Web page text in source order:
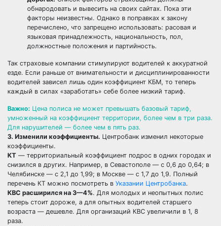
обнародовать и вывесить на своих сайтах. Пока эти
факторы неизвестны. Однако в поправках к закону
перечислено, что запрещено использовать: расовая и
языковая принадлежность, национальность, пол,
должностные положения и партийность.
Так страховые компании стимулируют водителей к аккуратной
езде. Если раньше от внимательности и дисциплинированности
водителей зависел лишь один коэффициент КБМ, то теперь
каждый в силах «заработать» себе более низкий тариф.
Важно: Цена полиса не может превышать базовый тариф,
умноженный на коэффициент территории, более чем в три раза.
Для нарушителей — более чем в пять раз.
3. Изменили коэффициенты. Центробанк изменил некоторые
коэффициенты.
КТ — территориальный коэффициент подрос в одних городах и
снизился в других. Например, в Севастополе — с 0,6 до 0,64; в
Челябинске — с 2,1 до 1,99; в Москве — с 1,7 до 1,9. Полный
перечень КТ можно посмотреть в Указании Центробанка.
КВС расширился на 3—4%. Для молодых и неопытных полис
теперь стоит дороже, а для опытных водителей старшего
возраста — дешевле. Для организаций КВС увеличили в 1, 8
раза.